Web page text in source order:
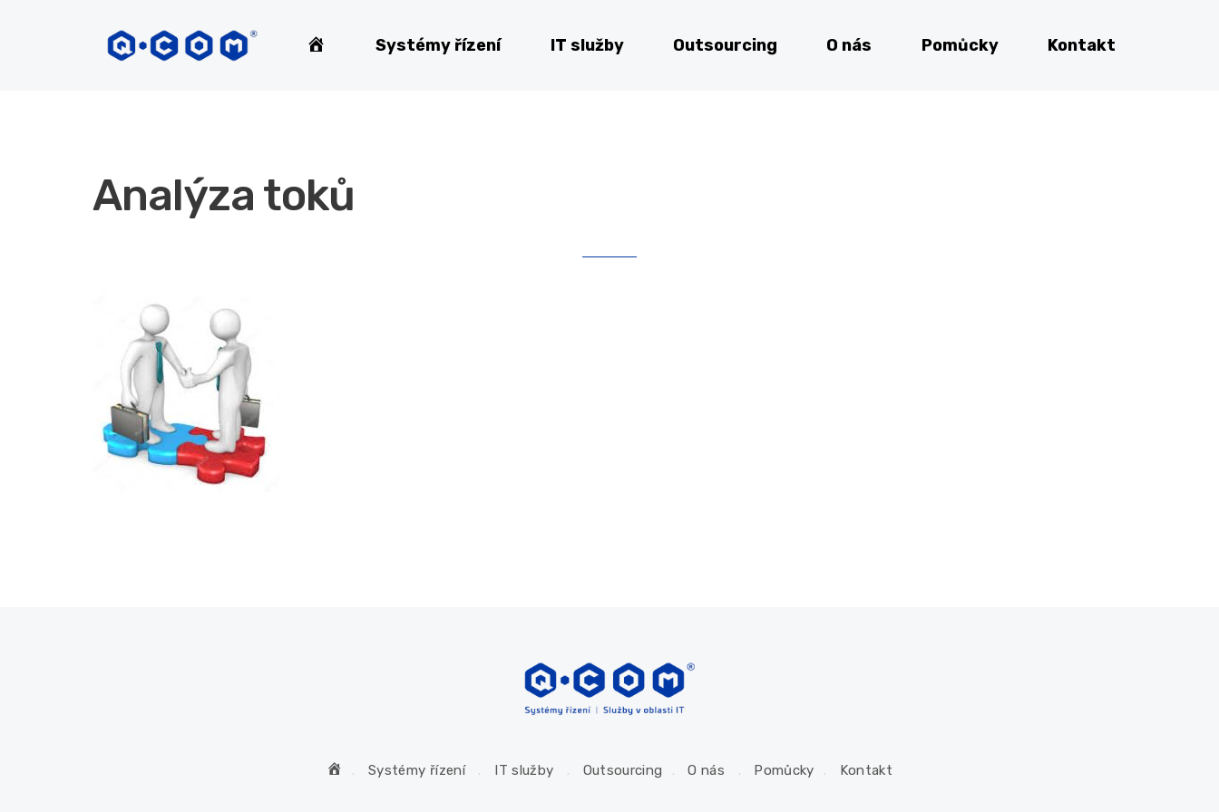
Systémy řízení IT služby Outsourcing O nás Pomůcky Kontakt
Analýza toků
HomeSystémy řízení IT služby Outsourcing O nás Pomůcky Kontakt